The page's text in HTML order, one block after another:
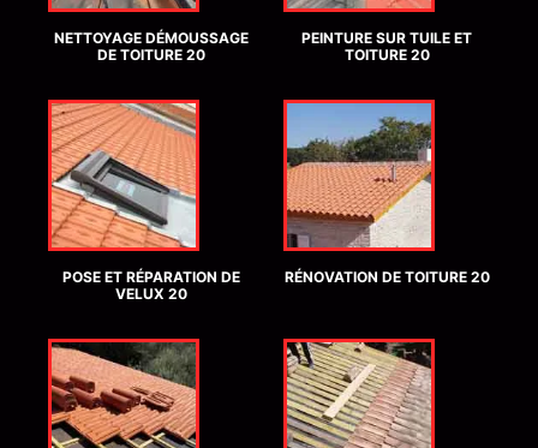
NETTOYAGE DÉMOUSSAGE
DE TOITURE 20
PEINTURE SUR TUILE ET
TOITURE 20
POSE ET RÉPARATION DE
VELUX 20
RÉNOVATION DE TOITURE 20